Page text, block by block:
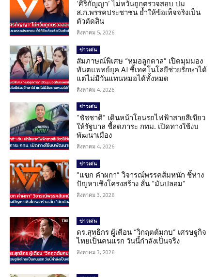
‘ศิริกัญญา’ ไม่หวั่นถูกตรวจสอบ ปม
ส.ก.พรรคประชาชน ย้ำให้ข้อเท็จจริงเป็น
ตัวตัดสิน
สิงหาคม 5, 2026
ข่าวเด่น
สัมภาษณ์พิเศษ “หมอลูกตาล” เปิดมุมมอง
ทันตแพทย์ยุค AI ชี้เทคโนโลยีช่วยรักษาได้
แต่ไม่มีวันแทนหมอได้ทั้งหมด
สิงหาคม 4, 2026
ข่าวเด่น
“ชัชชาติ” เดินหน้าโอนรถไฟฟ้าสายสีเขียว
ให้รัฐบาล ชี้ลดภาระ กทม. เปิดทางใช้งบ
พัฒนาเมือง
สิงหาคม 4, 2026
ข่าวเด่น
“แขก คำผกา” วิจารณ์พรรคส้มหนัก ชี้ห่าง
ปัญหาเชิงโครงสร้าง ลั่น “มันปลอม”
สิงหาคม 3, 2026
ข่าวเด่น
ดร.สุทธิกร ผู้เตือน “วิกฤตต้มกบ” เศรษฐกิจ
ไทยเป็นคนแรก วันนี้กำลังเป็นจริง
สิงหาคม 3, 2026